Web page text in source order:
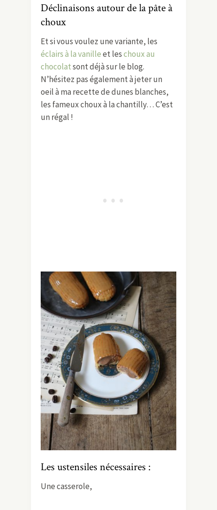
Déclinaisons autour de la pâte à
choux
Et si vous voulez une variante, les
éclairs à la vanilleet leschoux au
chocolatsont déjà sur le blog.
N’hésitez pas également à jeter un
oeil à ma recette de dunes blanches,
les fameux choux à la chantilly… C’est
un régal !
Les ustensiles nécessaires :
Une casserole,